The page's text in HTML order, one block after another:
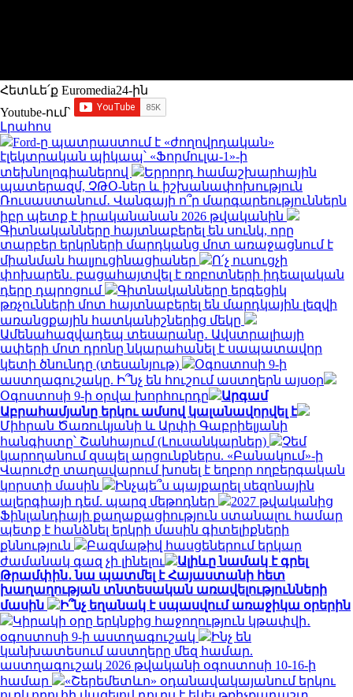
Հետևե՛ք Euromedia24-ին
Youtube-ում`
Լրահոս
Ford-ը պատրաստում է «ժողովրդական»
էլեկտրական պիկապ՝ «Ֆորմուլա-1»-ի
տեխնոլոգիաներով
Երրորդ համաշխարհային
պատերազմ, ՉԹՕ-ներ և իշխանափոխություն
Ռուսաստանում․ Վանգայի ո՞ր մարգարեություններն
իբր պետք է իրականանան 2026 թվականին
Գիտնականները հայտնաբերել են սունկ, որը
տարբեր երկրների մարդկանց մոտ առաջացնում է
միանման հալյուցինացիաներ
Ո՛չ ուսուցչի
փոխարեն. բացահայտվել է ռոբոտների իդեալական
դերը դպրոցում
Գիտնականները երգեցիկ
թռչունների մոտ հայտնաբերել են մարդկային լեզվի
առանցքային հատկանիշներից մեկը
Ամենահազվադեպ տեսարանը․ Ավստրալիայի
ափերի մոտ դրոնը նկարահանել է սապատավոր
կետի ծնունդը (տեսանյութ)
Օգոստոսի 9-ի
աստղագուշակը. Ի՞նչ են հուշում աստղերն այսօր
Օգոստոսի 9-ի օրվա խորհուրդը
Արգամ
Աբրահամյանը երկու ամսով կալանավորվել է
Միհրան Ծառուկյանի և Արփի Գաբրիելյանի
հանգիստը՝ Շանհայում (Լուսանկարներ)
Չեմ
կարողանում զսպել արցունքներս. «Բանակում»-ի
Վարուժը տաղավարում խոսել է եղբոր ողբերգական
կորստի մասին
Ինչպե՞ս պայքարել սեզոնային
ալերգիայի դեմ. պարզ մեթոդներ
2027 թվականից
Ֆինլանդիայի քաղաքացիություն ստանալու համար
պետք է հանձնել երկրի մասին գիտելիքների
քննություն
Բազմաթիվ հասցեներում երկար
ժամանակ գազ չի լինելու
Ալիևը նամակ է գրել
Թրամփին․ նա պատմել է Հայաստանի հետ
խաղաղության տնտեսական առավելությունների
մասին
Ի՞նչ եղանակ է սպասվում առաջիկա օրերին
Կիրակի օրը երկնքից հաջողություն կթափվի․
օգոստոսի 9-ի աստղագուշակ
Ինչ են
կանխատեսում աստղերը մեզ համար.
աստղագուշակ 2026 թվականի օգոստոսի 10-16-ի
համար
«Շերեմետևո» օդանավակայանում երկու